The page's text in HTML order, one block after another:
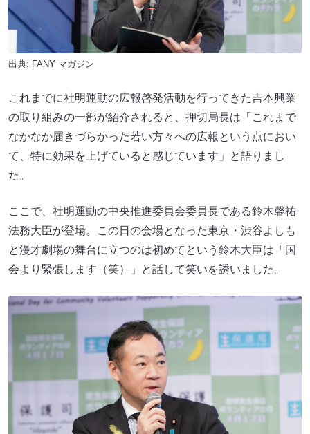
出典: FANY マガジン
これまでに社明運動の広報啓発活動を行ってきた吉本興業
の取り組みの一部が紹介されると、押切局長は「これまで
なかなか届きづらかった若い方々への広報という点におい
て、特に効果を上げていると感じています」と語りまし
た。
ここで、社明運動の中央推進委員会委員長である鈴木馨祐
法務大臣が登場。この日の会場となった東京・渋谷よしも
と漫才劇場の舞台に立つのは初めてという鈴木大臣は「国
会より緊張します（笑）」と話して笑いを誘いました。